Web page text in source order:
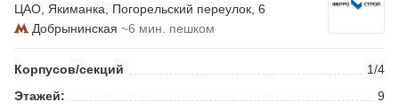
ЦАО Якиманка Погорельский переулок , 6
Добрынинская ~6 мин. пешком
Корпусов/секций
1/4
Этажей:
9